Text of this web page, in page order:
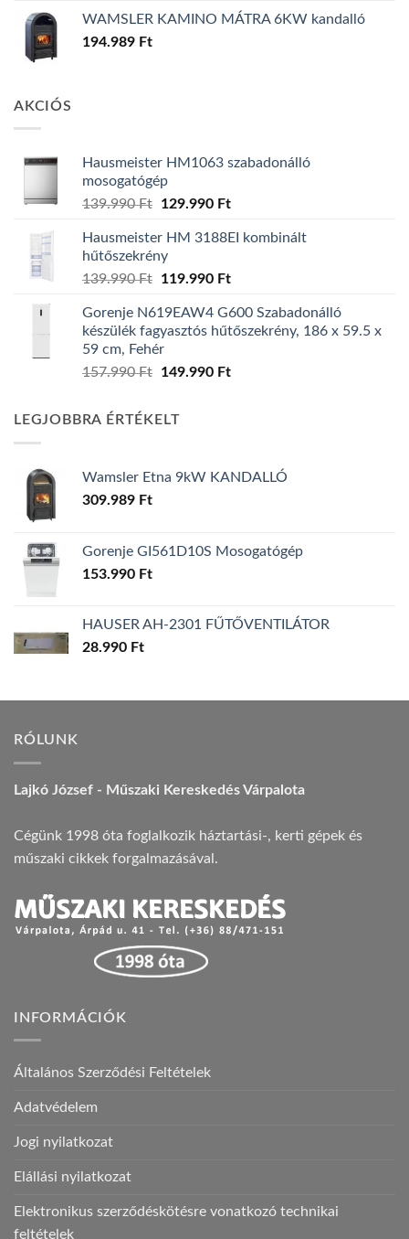
WAMSLER KAMINO MÁTRA 6KW kandalló
194.989 Ft
AKCIÓS
Hausmeister HM1063 szabadonálló
mosogatógép
139.990Ft
Original
was:
139.990 Ft.
129.990 FtCurrent
is:
Hausmeister HM 3188EI kombinált
hűtőszekrény
139.990Ft
Original
was:
139.990 Ft.
119.990 FtCurrent
is:
119.990 Ft.
Gorenje N619EAW4 G600 Szabadonálló
készülék fagyasztós hűtőszekrény, 186 x 59.5 x
59 cm, Fehér
157.990Ft
Original
157.990 Ft.
149.990 FtCurrent
LEGJOBBRA ÉRTÉKELT
Wamsler Etna 9kW KANDALLÓ
309.989 Ft
Gorenje GI561D10S Mosogatógép
153.990 Ft
HAUSER AH-2301 FŰTŐVENTILÁTOR
28.990 Ft
RÓLUNK
Lajkó József - Műszaki Kereskedés Várpalota
Cégünk 1998 óta foglalkozik háztartási-, kerti gépek és
műszaki cikkek forgalmazásával.
INFORMÁCIÓK
Általános Szerződési Feltételek
Adatvédelem
Jogi nyilatkozat
Elállási nyilatkozat
Elektronikus szerződéskötésre vonatkozó technikai
feltételek